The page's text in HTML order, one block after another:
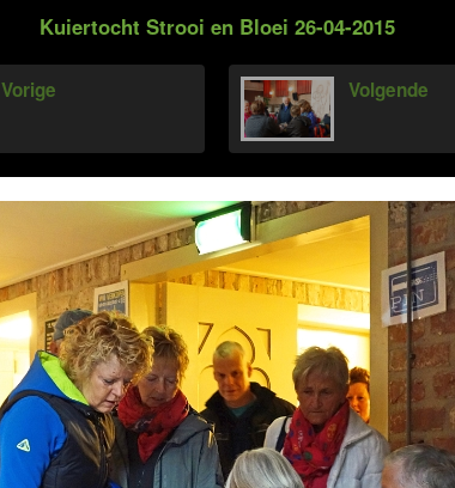
Kuiertocht Strooi en Bloei 26-04-2015
Vorige Volgende